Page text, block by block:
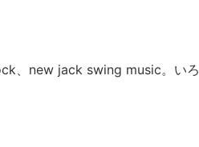
、new jack swing music。 いろ